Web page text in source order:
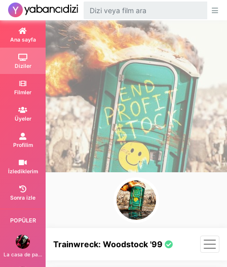
Ana sayfa
Diziler
Filmler
Üyeler
Profilim
İzlediklerim
Sonra izle
POPÜLER
La casa de papel
Trainwreck: Woodstock '99